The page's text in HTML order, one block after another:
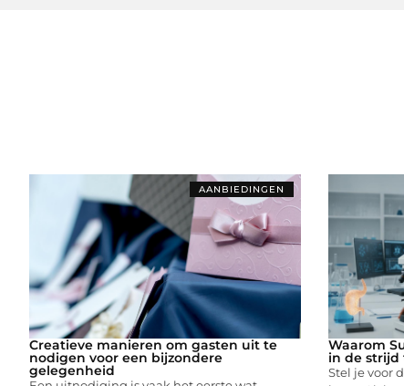
AANBIEDINGEN
Creatieve manieren om gasten uit te
nodigen voor een bijzondere
gelegenheid
Waarom
in de strijd
Stel je voor